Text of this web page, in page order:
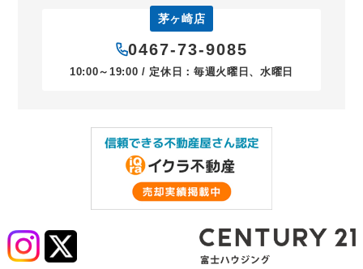
茅ヶ崎店
0467-73-9085
10:00～19:00 / 定休日：毎週火曜日、水曜日